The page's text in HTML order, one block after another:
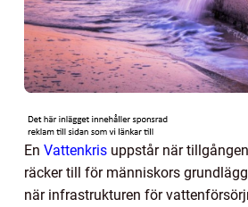
En Vattenkris uppstår när
räcker till för människors
när infrastrukturen för